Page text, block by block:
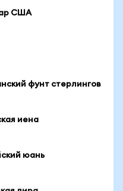
США
фунт стерлингов
иена
юань